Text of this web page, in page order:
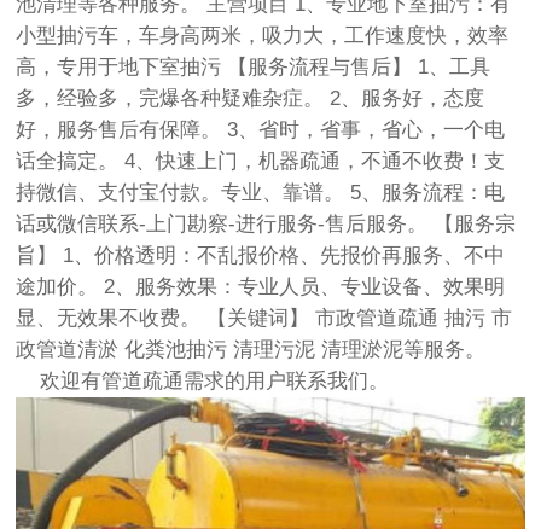
小型抽污车，车身高两米，吸力大，工作速度快，效率
高，专用于地下室抽污 【服务流程与售后】 1、工具
多，经验多，完爆各种疑难杂症。 2、服务好，态度
好，服务售后有保障。 3、省时，省事，省心，一个电
话全搞定。 4、快速上门，机器疏通，不通不收费！支
持微信、支付宝付款。专业、靠谱。 5、服务流程：电
话或微信联系-上门勘察-进行服务-售后服务。 【服务宗
旨】 1、价格透明：不乱报价格、先报价再服务、不中
途加价。 2、服务效果：专业人员、专业设备、效果明
显、无效果不收费。 【关键词】 市政管道疏通 抽污 市
政管道清淤 化粪池抽污 清理污泥 清理淤泥等服务。
欢迎有管道疏通需求的用户联系我们。